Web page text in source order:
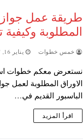
طريقة عمل جواز
المطلوبة وكيفية
خمس خطوات يناير 16, 2017
نستعرض معكم خطوات
الاوراق المطلوبة لعمل
الباسبور القديم في…
اقرأ المزيد